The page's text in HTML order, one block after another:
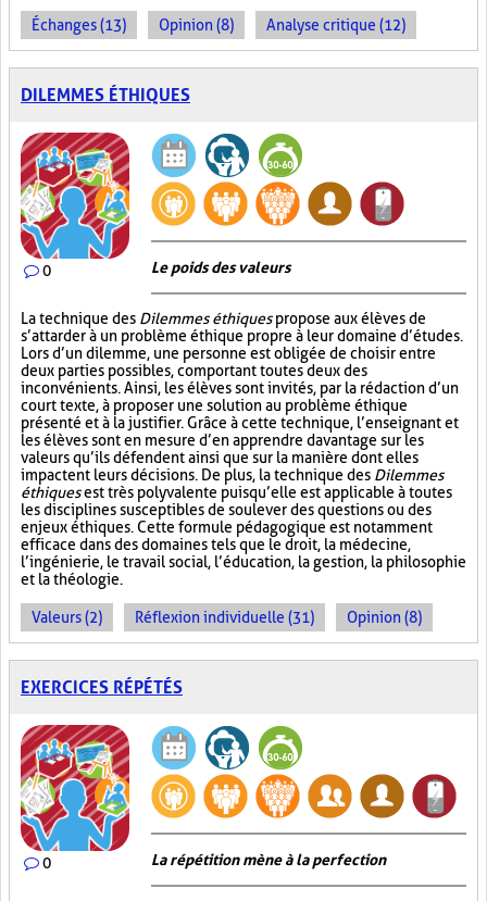
Échanges (13) Opinion (8) Analyse critique (12)
DILEMMES ÉTHIQUES
0 Le poids des valeurs
La technique des Dilemmes éthiquespropose aux élèves de
s’attarder à un problème éthique propre à leur domaine d’études.
Lors d’un dilemme, une personne est obligée de choisir entre
deux parties possibles, comportant toutes deux des
inconvénients. Ainsi, les élèves sont invités, par la rédaction d’un
court texte, à proposer une solution au problème éthique
présenté et à la justifier. Grâce à cette technique, l’enseignant et
les élèves sont en mesure d’en apprendre davantage sur les
valeurs qu’ils défendent ainsi que sur la manière dont elles
impactent leurs décisions. De plus, la technique des Dilemmes
éthiquesest très polyvalente puisqu’elle est applicable à toutes
les disciplines susceptibles de soulever des questions ou des
enjeux éthiques. Cette formule pédagogique est notamment
efficace dans des domaines tels que le droit, la médecine,
l’ingénierie, le travail social, l’éducation, la gestion, la philosophie
et la théologie.
Valeurs (2) Réflexion individuelle (31) Opinion (8)
EXERCICES RÉPÉTÉS
0 La répétition mène à la perfection